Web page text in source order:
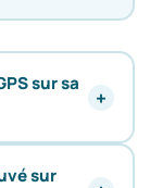
sur sa
sur